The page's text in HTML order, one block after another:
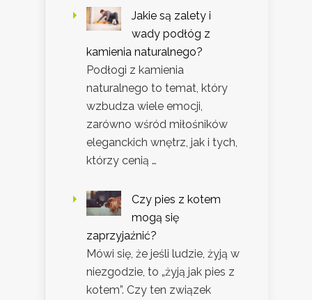
Jakie są zalety i
wady podłóg z
kamienia naturalnego?
Podłogi z kamienia
naturalnego to temat, który
wzbudza wiele emocji,
zarówno wśród miłośników
eleganckich wnętrz, jak i tych,
którzy cenią …
Czy pies z kotem
mogą się
zaprzyjaźnić?
Mówi się, że jeśli ludzie, żyją w
niezgodzie, to „żyją jak pies z
kotem”. Czy ten związek